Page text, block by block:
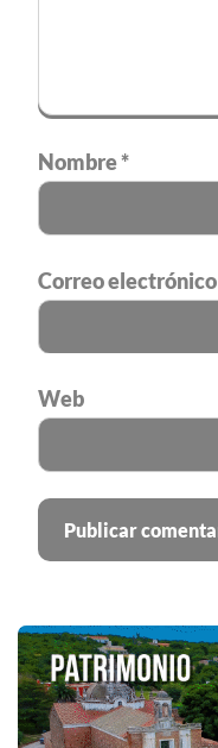
Nombre*
Correo electrónico
Web